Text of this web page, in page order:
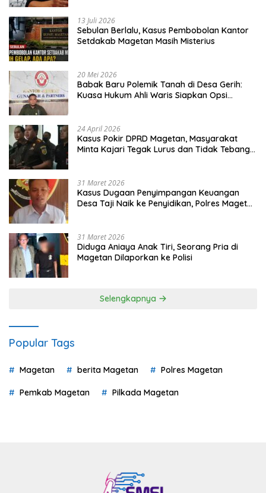
13 Juli 2026
Sebulan Berlalu, Kasus Pembobolan Kantor
Setdakab Magetan Masih Misterius
20 Mei 2026
Babak Baru Polemik Tanah di Desa Gerih:
Kuasa Hukum Ahli Waris Siapkan Opsi
24 April 2026
Kasus Pokir DPRD Magetan, Masyarakat
Minta Kajari Tegak Lurus dan Tidak Tebang
31 Maret 2026
Kasus Dugaan Penyimpangan Keuangan
Desa Taji Naik ke Penyidikan, Polres Magetan
31 Maret 2026
Diduga Aniaya Anak Tiri, Seorang Pria di
Magetan Dilaporkan ke Polisi
Selengkapnya
Popular Tags
Magetan berita Magetan Polres Magetan
Pemkab Magetan Pilkada Magetan